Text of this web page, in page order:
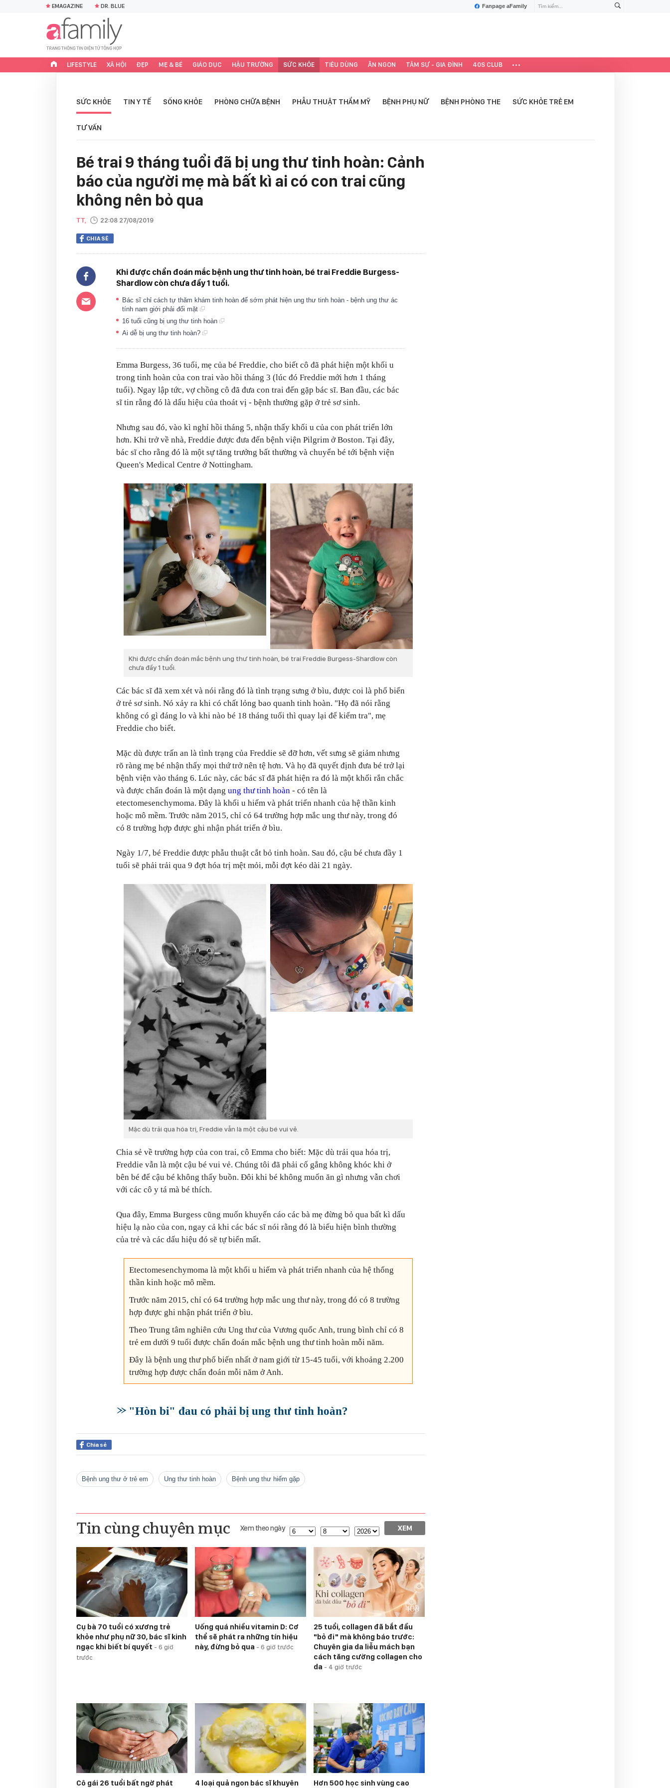
Fanpage aFamily
EMAGAZINE DR. BLUE
LIFESTYLE XÃ HỘI ĐẸP MẸ & BÉ GIÁO DỤC HẬU TRƯỜNG SỨC KHỎE TIÊU DÙNG ĂN NGON TÂM SỰ - GIA ĐÌNH 40S CLUB
SỨC KHỎE TIN Y TẾ SỐNG KHỎE PHÒNG CHỮA BỆNH PHẪU THUẬT THẨM MỸ BỆNH PHỤ NỮ BỆNH PHÒNG THE SỨC KHỎE TRẺ EM
TƯ VẤN
Bé trai 9 tháng tuổi đã bị ung thư tinh hoàn: Cảnh
báo của người mẹ mà bất kì ai có con trai cũng
không nên bỏ qua
TT, 22:08 27/08/2019
CHIA SẺ
Khi được chẩn đoán mắc bệnh ung thư tinh hoàn, bé trai Freddie Burgess-
Shardlow còn chưa đầy 1 tuổi.
Bác sĩ chỉ cách tự thăm khám tinh hoàn để sớm phát hiện ung thư tinh hoàn - bệnh ung thư ác
tính nam giới phải đối mặt
16 tuổi cũng bị ung thư tinh hoàn
Ai dễ bị ung thư tinh hoàn?
Emma Burgess, 36 tuổi, mẹ của bé Freddie, cho biết cô đã phát hiện một khối u
trong tinh hoàn của con trai vào hồi tháng 3 (lúc đó Freddie mới hơn 1 tháng
tuổi). Ngay lập tức, vợ chồng cô đã đưa con trai đến gặp bác sĩ. Ban đầu, các bác
sĩ tin rằng đó là dấu hiệu của thoát vị - bệnh thường gặp ở trẻ sơ sinh.
Nhưng sau đó, vào kì nghỉ hồi tháng 5, nhận thấy khối u của con phát triển lớn
hơn. Khi trở về nhà, Freddie được đưa đến bệnh viện Pilgrim ở Boston. Tại đây,
bác sĩ cho rằng đó là một sự tăng trưởng bất thường và chuyển bé tới bệnh viện
Queen's Medical Centre ở Nottingham.
Khi được chẩn đoán mắc bệnh ung thư tinh hoàn, bé trai Freddie Burgess-Shardlow còn
chưa đầy 1 tuổi.
Các bác sĩ đã xem xét và nói rằng đó là tình trạng sưng ở bìu, được coi là phổ biến
ở trẻ sơ sinh. Nó xảy ra khi có chất lỏng bao quanh tinh hoàn. "Họ đã nói rằng
không có gì đáng lo và khi nào bé 18 tháng tuổi thì quay lại để kiểm tra", mẹ
Freddie cho biết.
Mặc dù được trấn an là tình trạng của Freddie sẽ đỡ hơn, vết sưng sẽ giảm nhưng
rõ ràng mẹ bé nhận thấy mọi thứ trở nên tệ hơn. Và họ đã quyết định đưa bé trở lại
bệnh viện vào tháng 6. Lúc này, các bác sĩ đã phát hiện ra đó là một khối rắn chắc
và được chẩn đoán là một dạng ung thư tinh hoàn - có tên là
etectomesenchymoma. Đây là khối u hiếm và phát triển nhanh của hệ thần kinh
hoặc mô mềm. Trước năm 2015, chỉ có 64 trường hợp mắc ung thư này, trong đó
có 8 trường hợp được ghi nhận phát triển ở bìu.
Ngày 1/7, bé Freddie được phẫu thuật cắt bỏ tinh hoàn. Sau đó, cậu bé chưa đầy 1
tuổi sẽ phải trải qua 9 đợt hóa trị mệt mỏi, mỗi đợt kéo dài 21 ngày.
Mặc dù trải qua hóa trị, Freddie vẫn là một cậu bé vui vẻ.
Chia sẻ về trường hợp của con trai, cô Emma cho biết: Mặc dù trải qua hóa trị,
Freddie vẫn là một cậu bé vui vẻ. Chúng tôi đã phải cố gắng không khóc khi ở
bên bé để cậu bé không thấy buồn. Đôi khi bé không muốn ăn gì nhưng vẫn chơi
với các cô y tá mà bé thích.
Qua đây, Emma Burgess cũng muốn khuyến cáo các bà mẹ đừng bỏ qua bất kì dấu
hiệu lạ nào của con, ngay cả khi các bác sĩ nói rằng đó là biểu hiện bình thường
của trẻ và các dấu hiệu đó sẽ tự biến mất.
Etectomesenchymoma là một khối u hiếm và phát triển nhanh của hệ thống
thần kinh hoặc mô mềm.
Trước năm 2015, chỉ có 64 trường hợp mắc ung thư này, trong đó có 8 trường
hợp được ghi nhận phát triển ở bìu.
Theo Trung tâm nghiên cứu Ung thư của Vương quốc Anh, trung bình chỉ có 8
trẻ em dưới 9 tuổi được chẩn đoán mắc bệnh ung thư tinh hoàn mỗi năm.
Đây là bệnh ung thư phổ biến nhất ở nam giới từ 15-45 tuổi, với khoảng 2.200
trường hợp được chẩn đoán mỗi năm ở Anh.
"Hòn bi" đau có phải bị ung thư tinh hoàn?
Chia sẻ
bệnh ung thư ở trẻ em ung thư tinh hoàn bệnh ung thư hiếm gặp
Tin cùng chuyên mục Xem theo ngày XEM
Cụ bà 70 tuổi có xương trẻ
khỏe như phụ nữ 30, bác sĩ kinh
ngạc khi biết bí quyết - 6 giờ
trước
Uống quá nhiều vitamin D: Cơ
thể sẽ phát ra những tín hiệu
này, đừng bỏ qua - 6 giờ trước
25 tuổi, collagen đã bắt đầu
"bỏ đi" mà không báo trước:
Chuyên gia da liễu mách bạn
cách tăng cường collagen cho
da - 4 giờ trước
Cô gái 26 tuổi bất ngờ phát 4 loại quả ngon bác sĩ khuyên Hơn 500 học sinh vùng cao